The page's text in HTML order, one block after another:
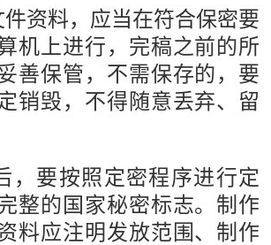
资料，应当在符合保密要
机上进行，完稿之前的所
善保管，不需保存的，要
销毁，不得随意丢弃、留
，要按照定密程序进行定
整的国家秘密标志。制作
料应注明发放范围、制作